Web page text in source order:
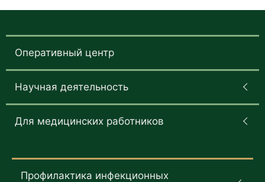
Оперативный центр
Научная деятельность
Для медицинских работников
Профилактика инфекционных